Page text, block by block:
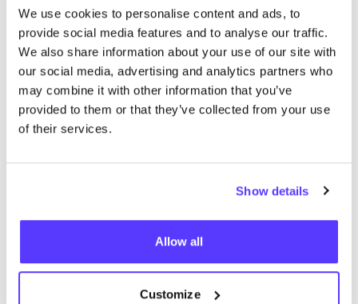
We use cookies to personalise content and ads, to
provide social media features and to analyse our traffic.
We also share information about your use of our site with
our social media, advertising and analytics partners who
may combine it with other information that you’ve
provided to them or that they’ve collected from your use
of their services.
Show details
Allow all
Customize
Alle 2 Geschäfte anzeigen
OSKA Rotterdam
Nieuwe Binnenweg 50, Rotterdam
Kleidung Accessoires
Zur Route hinzufügen Besuche Webshop